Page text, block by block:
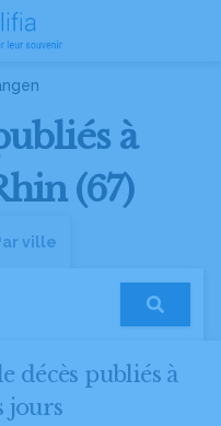
à
(67)
ville
décès publiés à
jours